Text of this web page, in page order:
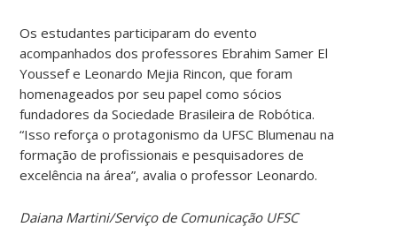
Os estudantes participaram do evento
acompanhados dos professores Ebrahim Samer El
Youssef e Leonardo Mejia Rincon, que foram
homenageados por seu papel como sócios
fundadores da Sociedade Brasileira de Robótica.
“Isso reforça o protagonismo da UFSC Blumenau na
formação de profissionais e pesquisadores de
excelência na área”, avalia o professor Leonardo.
Daiana Martini/Serviço de Comunicação UFSC